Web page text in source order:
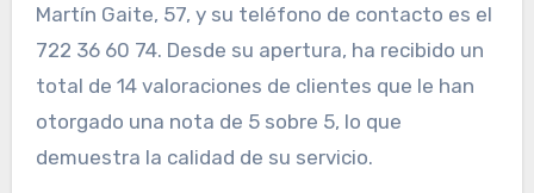
Martín Gaite, 57, y su teléfono de contacto es el
722 36 60 74. Desde su apertura, ha recibido un
total de 14 valoraciones de clientes que le han
otorgado una nota de 5 sobre 5, lo que
demuestra la calidad de su servicio.